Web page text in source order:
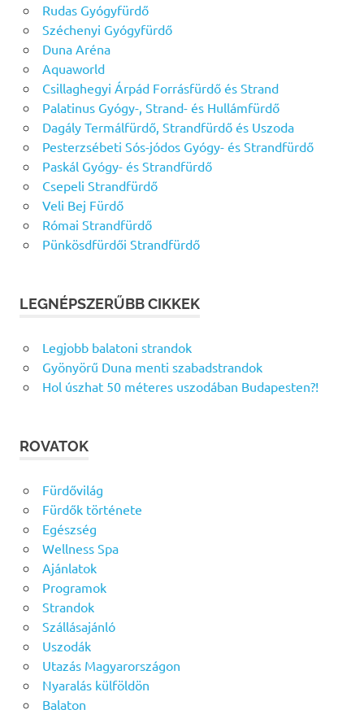
Rudas Gyógyfürdő
Széchenyi Gyógyfürdő
Duna Aréna
Aquaworld
Csillaghegyi Árpád Forrásfürdő és Strand
Palatinus Gyógy-, Strand- és Hullámfürdő
Dagály Termálfürdő, Strandfürdő és Uszoda
Pesterzsébeti Sós-jódos Gyógy- és Strandfürdő
Paskál Gyógy- és Strandfürdő
Csepeli Strandfürdő
Veli Bej Fürdő
Római Strandfürdő
Pünkösdfürdői Strandfürdő
LEGNÉPSZERŰBB CIKKEK
Legjobb balatoni strandok
Gyönyörű Duna menti szabadstrandok
Hol úszhat 50 méteres uszodában Budapesten?!
ROVATOK
Fürdővilág
Fürdők története
Egészség
Wellness Spa
Ajánlatok
Programok
Strandok
Szállásajánló
Uszodák
Utazás Magyarországon
Nyaralás külföldön
Balaton